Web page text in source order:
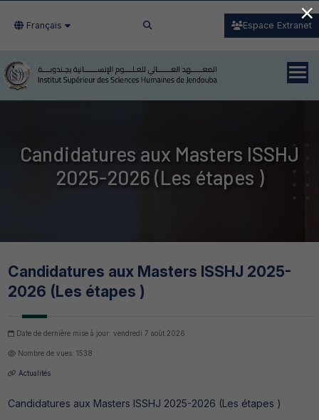
Français Espace Extranet
Candidatures aux Masters ISSHJ
2025-2026 (Les étapes )
Candidatures aux Masters ISSHJ 2025-
2026 (Les étapes )
Date de dernière mise à jour: vendredi 7 août 2026
Nombre de vues: 1538
Actualités
Candidatures aux Masters ISSHJ 2025-2026 (Les étapes )
×